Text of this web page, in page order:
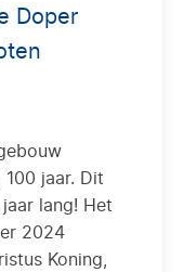
Doper
jaar. Dit
lang! Het
2024
Koning,